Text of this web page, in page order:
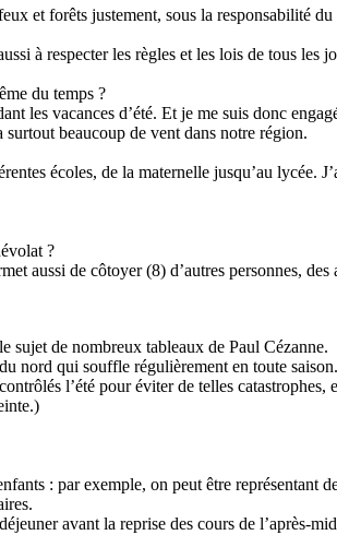
et forêts justement, sous la responsabilité
à respecter les règles et les lois de tous les
du temps ?
les vacances d’été. Et je me suis donc
beaucoup de vent dans notre région.
écoles, de la maternelle jusqu’au lycée.
?
aussi de côtoyer (8) d’autres personnes,
sujet de nombreux tableaux de Paul Cézanne.
nord qui souffle régulièrement en toute
l’été pour éviter de telles catastrophes,
: par exemple, on peut être représentant
avant la reprise des cours de l’après-